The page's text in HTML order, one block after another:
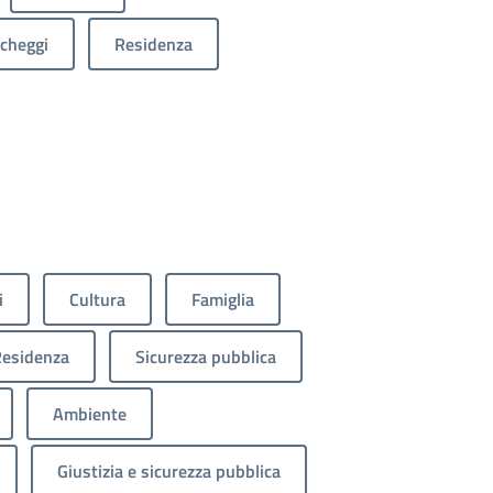
Residenza
Cultura Famiglia
Sicurezza pubblica
Ambiente
Giustizia e sicurezza pubblica